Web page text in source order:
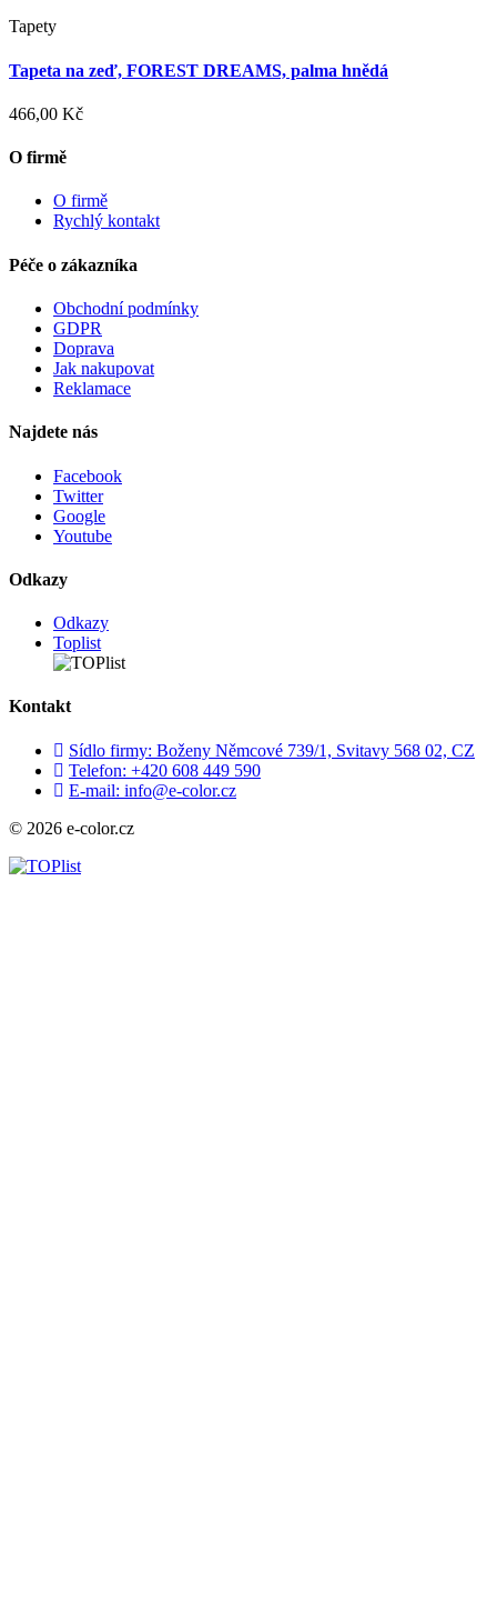
Tapety
Tapeta na zeď, FOREST DREAMS, palma hnědá
466,00 Kč
O firmě
O firmě
Rychlý kontakt
Péče o zákazníka
Obchodní podmínky
GDPR
Doprava
Jak nakupovat
Reklamace
Najdete nás
Facebook
Twitter
Google
Youtube
Odkazy
Odkazy
Toplist
Kontakt
Sídlo firmy: Boženy Němcové 739/1, Svitavy 568 02, CZ
Telefon: +420 608 449 590
E-mail: info@e-color.cz
© 2026 e-color.cz